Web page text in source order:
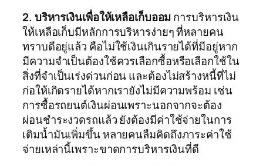
2. บริหารเงินเพื่อให้เหลือเก็บออมการบริหารเงิน
ให้เหลือเก็บมีหลักการบริหารง่ายๆ ที่หลายคน
ทราบดีอยู่แล้ว คือไม่ใช้เงินเกินรายได้ที่มีอยู่หาก
มีความจำเป็นต้องใช้ควรเลือกซื้อหรือเลือกใช้ใน
สิ่งที่จำเป็นเร่งด่วนก่อน และต้องไม่สร้างหนี้ที่ไม่
ก่อให้เกิดรายได้หากเรายังไม่มีความพร้อม เช่น
การซื้อรถยนต์เงินผ่อนเพราะนอกจากจะต้อง
ผ่อนชำระงวดรถแล้ว ยังต้องมีค่าใช้จ่ายในการ
เติมน้ำมันเพิ่มขึ้น หลายคนลืมคิดถึงภาระค่าใช้
จ่ายเหล่านี้เพราะขาดการบริหารเงินที่ดี